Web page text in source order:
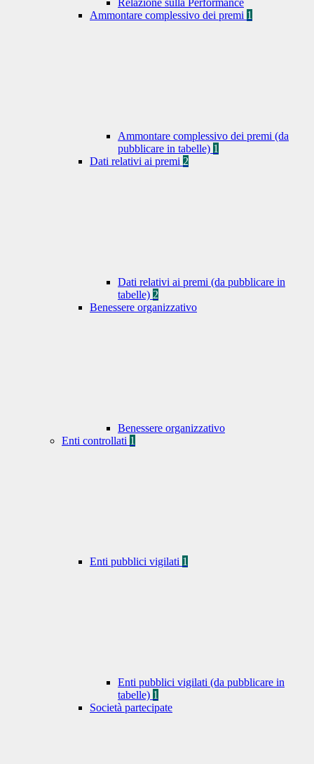
Relazione sulla Performance
Ammontare complessivo dei premi 1
Ammontare complessivo dei premi (da
pubblicare in tabelle) 1
Dati relativi ai premi 2
Dati relativi ai premi (da pubblicare in
tabelle) 2
Benessere organizzativo
Benessere organizzativo
Enti controllati 1
Enti pubblici vigilati 1
Enti pubblici vigilati (da pubblicare in
tabelle) 1
Società partecipate